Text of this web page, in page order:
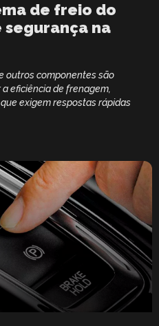
de freio do
na
outros componentes são
eficiência de frenagem,
exigem respostas rápidas